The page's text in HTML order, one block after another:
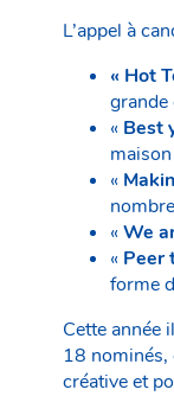
L’appel à
« Hot
grande
« Best
«
«We
« Peer
forme
Cette année
18 nominés,
créative et